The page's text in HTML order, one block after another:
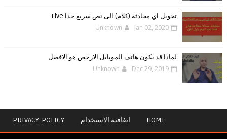
تحويل اي محادثة (كلام) الى نص سريع جدا Live
Unknown Jan 02, 2020
لماذا قد يكون هاتف الموبايل الارخص هو الافضل
Unknown Dec 29, 2019
HOME اتفاقية الاستخدام PRIVACY-POLICY